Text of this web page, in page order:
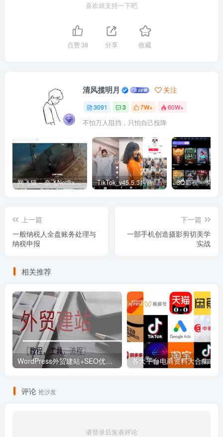
喜欢就支持一下吧
点赞38 分享 收藏
清风揽明月 关注
3091 3 7W+ 60W+
不怕万人阻挡，只怕自己投降
网飞猫 – 奈飞Netflix免费看 TikTok_v45.5.3抖音国际版_免拔卡解锁全球版
上一篇
一般纳税人全盘账务处理与
纳税申报
下一篇
一部手机创造摄影剪切美学
实战
相关推荐
WordPress外贸建站+SEO优化课程【教程，工具，流程】
评论 抢沙发
请登录后发表评论